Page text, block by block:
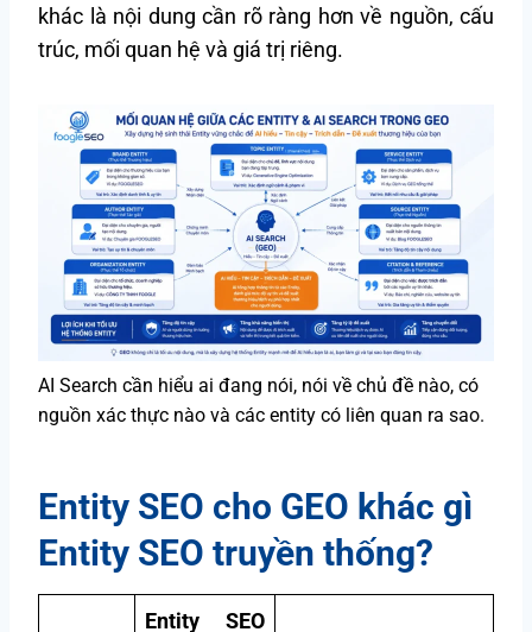
khác là nội dung cần rõ ràng hơn về nguồn, cấu
trúc, mối quan hệ và giá trị riêng.
AI Search cần hiểu ai đang nói, nói về chủ đề nào, có
nguồn xác thực nào và các entity có liên quan ra sao.
Entity SEO cho GEO khác gì
Entity SEO truyền thống?
Entity SEO